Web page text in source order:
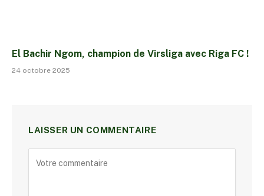
El Bachir Ngom, champion de Virsliga avec Riga FC !
24 octobre 2025
LAISSER UN COMMENTAIRE